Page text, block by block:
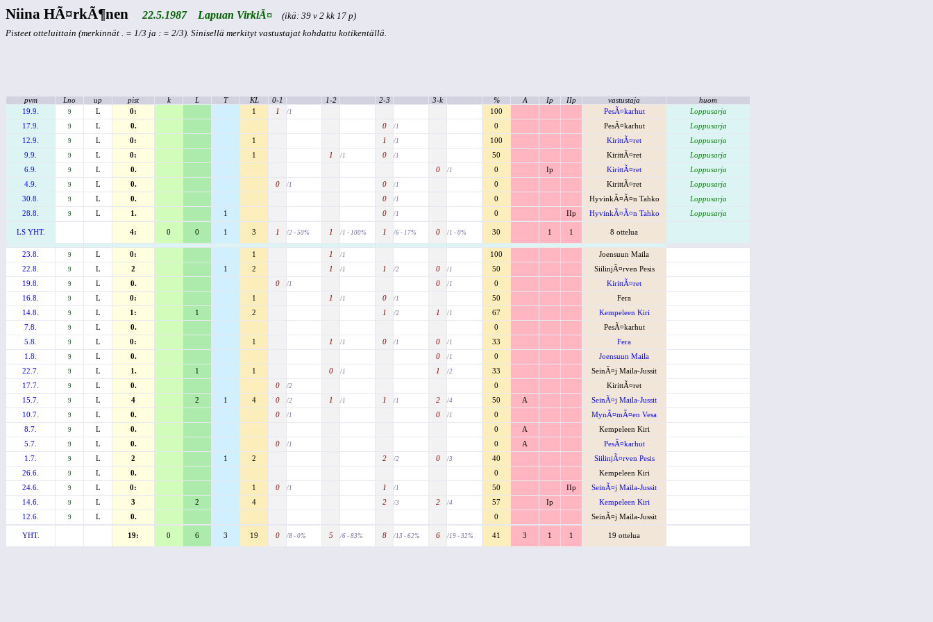
Niina HÃ¤rkÃ¶nen22.5.1987 Lapuan VirkiÃ¤
(ikä: 39 v 2 kk 17 p)
Pisteet otteluittain (merkinnät . = 1/3 ja : = 2/3). Sinisellä merkityt vastustajat kohdattu kotikentällä.
pvm Lno up pist k L T KL 0-1 1-2 2-3 3-k % A Ip IIp vastustaja
huom
19.9.
9 L 0: 1 1 /1 100 PesÃ¤karhut
Loppusarja
17.9.
9 L 0. 0 /1 0 PesÃ¤karhut
Loppusarja
12.9.
9 L 0: 1 1 /1 100 KirittÃ¤ret
Loppusarja
9.9.
9 L 0: 1 1 /1 0 /1 50 KirittÃ¤ret
Loppusarja
6.9.
9 L 0. 0 /1 0 Ip KirittÃ¤ret
Loppusarja
4.9.
9 L 0. 0 /1 0 /1 0 KirittÃ¤ret
Loppusarja
30.8.
9 L 0. 0 /1 0 HyvinkÃ¤Ã¤n Tahko
Loppusarja
28.8.
9 L 1. 1 0 /1 0 IIp HyvinkÃ¤Ã¤n Tahko Loppusarja
LS YHT. 4: 0 0 1 3 1 /2 - 50% 1 /1 - 100% 1 /6 - 17% 0 /1 - 0% 30 1 1 8 ottelua
23.8. 9 L 0: 1 1 /1 100
Joensuun Maila
22.8.
9 L 2 1 2 1 /1 1 /2 0 /1 50
SiilinjÃ¤rven Pesis
19.8.
9 L 0. 0 /1 0 /1 0
KirittÃ¤ret
16.8.
9 L 0: 1 1 /1 0 /1 50
Fera
14.8.
9 L 1: 1 2 1 /2 1 /1 67
Kempeleen Kiri
7.8.
9 L 0. 0
PesÃ¤karhut
5.8.
9 L 0: 1 1 /1 0 /1 0 /1 33
Fera
1.8.
9 L 0. 0 /1 0
Joensuun Maila
22.7.
9 L 1. 1 1 0 /1 1 /2 33
SeinÃ¤j Maila-Jussit
17.7.
9 L 0. 0 /2 0
KirittÃ¤ret
15.7.
9 L 4 2 1 4 0 /2 1 /1 1 /1 2 /4 50 A
SeinÃ¤j Maila-Jussit
10.7.
9 L 0. 0 /1 0 /1 0
MynÃ¤mÃ¤en Vesa
8.7.
9 L 0. 0 A
Kempeleen Kiri
5.7.
9 L 0. 0 /1 0 A
PesÃ¤karhut
1.7.
9 L 2 1 2 2 /2 0 /3 40
SiilinjÃ¤rven Pesis
26.6.
9 L 0. 0
Kempeleen Kiri
24.6.
9 L 0: 1 0 /1 1 /1 50 IIp
SeinÃ¤j Maila-Jussit
14.6.
9 L 3 2 4 2 /3 2 /4 57 Ip
Kempeleen Kiri
12.6.
9 L 0. 0 SeinÃ¤j Maila-Jussit
YHT. 19: 0 6 3 19 0 /8 - 0% 5 /6 - 83% 8 /13 - 62% 6 /19 - 32% 41 3 1 1 19 ottelua